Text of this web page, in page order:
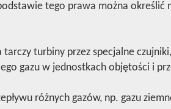
tego prawa można określić
turbiny przez specjalne
gazu w jednostkach objętości i
różnych gazów, np. gazu